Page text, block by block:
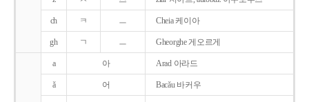
ch ㅋ ㅡ Cheia 케이아
gh ㄱ ㅡ Gheorghe 게오르게
a 아 Arad 아라드
ǎ 어 Bacǎu 바커우